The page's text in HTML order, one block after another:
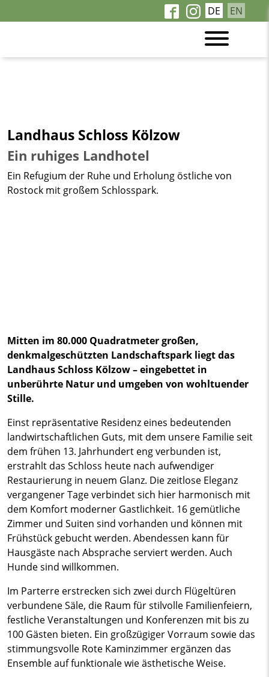
DE EN
Landhaus Schloss Kölzow
Ein ruhiges Landhotel
Ein Refugium der Ruhe und Erholung östliche von
Rostock mit großem Schlosspark.
Mitten im 80.000 Quadratmeter großen,
denkmalgeschützten Landschaftspark liegt das
Landhaus Schloss Kölzow – eingebettet in
unberührte Natur und umgeben von wohltuender
Stille.
Einst repräsentative Residenz eines bedeutenden
landwirtschaftlichen Guts, mit dem unsere Familie seit
dem frühen 13. Jahrhundert eng verbunden ist,
erstrahlt das Schloss heute nach aufwendiger
Restaurierung in neuem Glanz. Die zeitlose Eleganz
vergangener Tage verbindet sich hier harmonisch mit
dem Komfort moderner Gastlichkeit. 16 gemütliche
Zimmer und Suiten sind vorhanden und können mit
Frühstück gebucht werden. Abendessen kann für
Hausgäste nach Absprache serviert werden. Auch
Hunde sind willkommen.
Im Parterre erstrecken sich zwei durch Flügeltüren
verbundene Säle, die Raum für stilvolle Familienfeiern,
festliche Veranstaltungen und Konferenzen mit bis zu
100 Gästen bieten. Ein großzügiger Vorraum sowie das
stimmungsvolle Rote Kaminzimmer ergänzen das
Ensemble auf funktionale wie ästhetische Weise.